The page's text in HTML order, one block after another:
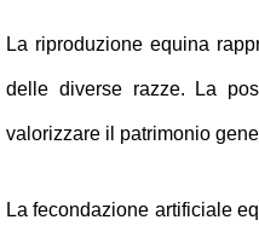
La riproduzione equina
delle diverse razze. La
valorizzare il patrimonio
La fecondazione artificiale